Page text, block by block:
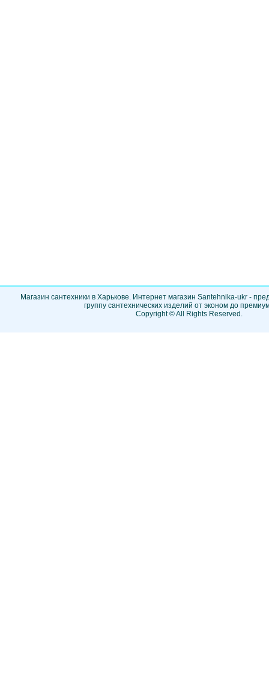
Магазин сантехники в Харькове. Интернет магазин Santehnika-ukr -
группу сантехнических изделий от эконом до
Copyright © All Rights Reserved.